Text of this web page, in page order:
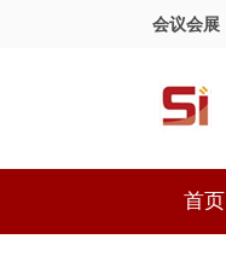
会议会展
首页